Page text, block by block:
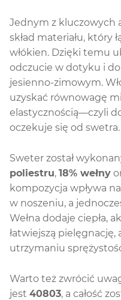
Jednym z kluczowych
skład materiału, który
włókien. Dzięki temu
odczucie w dotyku i
jesienno-zimowym.
uzyskać równowagę
elastycznością—czyli
oczekuje się od swetra.
Sweter został
poliestru, 18% wełny
kompozycja wpływa
w noszeniu, a
Wełna dodaje ciepła,
łatwiejszą
utrzymaniu
Warto też zwrócić
jest 40803, a całość